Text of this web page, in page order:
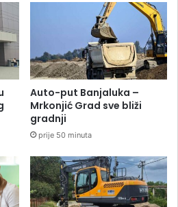
Auto-put Banjaluka –
Mrkonjić Grad sve bliži
gradnji
prije 50 minuta